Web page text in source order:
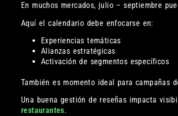
En muchos mercados, julio – septiembre
Aquí el calendario debe enfocarse en:
Experiencias temáticas
Alianzas estratégicas
Activación de segmentos específicos
También es momento ideal para campañas
Una buena gestión de reseñas impacta
restaurantes.